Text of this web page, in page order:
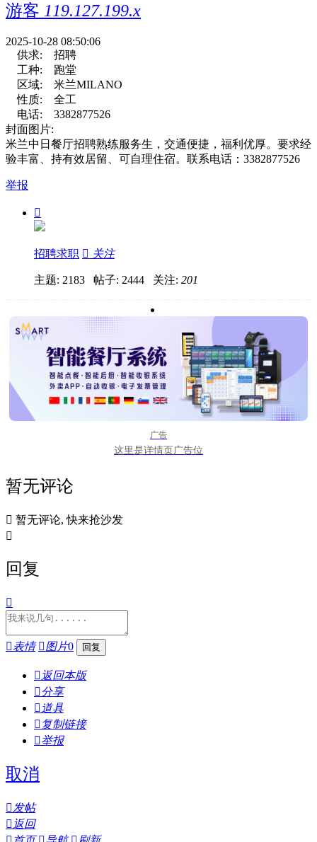
游客 119.127.199.x
2025-10-28 08:50:06
供求:
招聘
工种:
跑堂
区域:
米兰MILANO
性质:
全工
电话:
3382877526
封面图片:
米兰中日餐厅招聘熟练服务生，交通便捷，福利优厚。要求经
验丰富、持有效居留、可自理住宿。联系电话：3382877526
举报

招聘求职  关注
主题: 2183 帖子: 2444 关注: 201
广告
这里是详情页广告位
暂无评论
 暂无评论, 快来抢沙发

回复

表情 图片0
 返回本版
分享
 道具
 复制链接
举报
取消
发帖
 返回